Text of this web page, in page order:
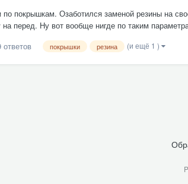
по покрышкам. Озаботился заменой резины на
на перед. Ну вот вообще нигде по таким
покрышки резина (и ещё 1 )